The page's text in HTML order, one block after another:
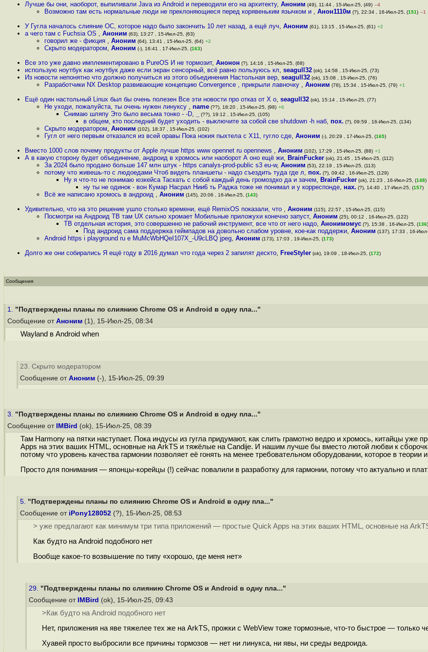
Лучше бы они, наоборот, выпиливали Java из Android и переводили его на архитекту, Аноним (49), 11:44 , 15-Июл-25, (49) –4
Возможно там есть нормальные люди не преклоняющиеся перед корявеньким язычком и , Анон1110м (?), 22:34 , 16-Июл-25, (151) –1
У Гугла началось слияние ОС, которое надо было закончить 10 лет назад, а ещё луч, Аноним (61), 13:15 , 15-Июл-25, (61) +2
а чего там с Fuchsia OS , Аноним (63), 13:27 , 15-Июл-25, (63)
говорил же - фикция , Аноним (64), 13:41 , 15-Июл-25, (64) +2
Скрыто модератором, Аноним (-), 16:41 , 17-Июл-25, (163)
Все это уже давно имплементировано в PureOS И не тормозит, Анонон (?), 14:16 , 15-Июл-25, (68)
использую ноутбук как ноутбук даже если экран сенсорный, всё равно пользуюсь кл, seagull32 (ok), 14:58 , 15-Июл-25, (73)
Из новости непонятно что должно получиться из этого объединения Настольная вер, seagull32 (ok), 15:08 , 15-Июл-25, (76)
Разработчики NX Desktop развивающие концепцию Convergence , прикрыли лавночку , Аноним (78), 15:34 , 15-Июл-25, (79) +1
Ещё один настольный Linux был бы очень полезен Все эти новости про отказ от X o, seagull32 (ok), 15:14 , 15-Июл-25, (77)
Не уходи, пожалуйста, ты очень нужен линуксу , name (??), 18:20 , 15-Июл-25, (98) +6
Снимаю шляпу Это было весьма тонко - -D, (??), 19:12 , 15-Июл-25, (105)
в общем, кто последний будет уходить - выключите за собой све shutdown -h наб, пох. (?), 09:59 , 16-Июл-25, (134)
Скрыто модератором, Аноним (102), 18:37 , 15-Июл-25, (102)
Гугл от него первым отказался из всей оравы Пока нокия пыхтела с X11, гугло сде, Аноним (-), 20:29 , 17-Июл-25, (165)
Вместо 1000 слов почему продукты от Apple лучше https www opennet ru opennews , Аноним (102), 17:29 , 15-Июл-25, (88) +1
А в какую сторону будет объединение, андроид в хромось или наоборот А оно ещё жи, BrainFucker (ok), 21:45 , 15-Июл-25, (112)
За 2024 было продано больше 147 млн штук - https canalys-prod-public s3 eu-w, Аноним (53), 22:19 , 15-Июл-25, (113)
потому что живешь-то с людоедами Чтоб видеть планшеты - надо съездить туда где л, пох. (?), 09:42 , 16-Июл-25, (129)
Ну я что-то не понимаю юзкейса Таскать с собой каждый день громоздко да и зачем, BrainFucker (ok), 21:23 , 16-Июл-25, (148)
ну ты не одинок - вон Кумар Нacpaл Нии6 ть Раджа тоже не понимал и у корреспонде, нах. (?), 14:40 , 17-Июл-25, (157)
Всё же написано хромось в андроид , Аноним (145), 20:06 , 16-Июл-25, (143)
Удивительно, что на это решение ушло столько времени, ещё RemixOS показали, что , Аноним (115), 22:57 , 15-Июл-25, (115)
Посмотри на Андроид ТВ там UX сильно хромает Мобильные приложухи конечно запуст, Аноним (25), 00:12 , 16-Июл-25, (122)
ТВ отдельная история, это совершенно не рабочий инструмент, все что от него надо, Анонимомус (?), 15:38 , 16-Июл-25, (136)
Под андроид сама поддержка геймпадов на довольно слабом уровне, кое-как поддержи, Аноним (137), 17:33 , 16-
Android https i playground ru e MuMcWbHQeI107X_-U9cLBQ jpeg, Аноним (173), 17:03 , 19-Июл-25, (173)
Долго же они собирались Я ещё году в 2016 думал что года через 2 запилят дескто, FreeStyler (ok), 19:09 , 18-Июл-25, (172)
Сообщения
1. "Подтверждены планы по слиянию Chrome OS и Android в одну пла..."
Сообщение от Аноним (1), 15-Июл-25, 08:34
Wayland в Android when
23. Скрыто модератором
Сообщение от Аноним (-), 15-Июл-25, 09:39
3. "Подтверждены планы по слиянию Chrome OS и Android в одну пла..."
Сообщение от IMBird (ok), 15-Июл-25, 08:39
Там Harmony на пятки наступает. Пока индусы из гугла придумают, как слить грамотно ведро и хромось, китайцы
Apps на этих ваших HTML, основные на ArkTS и тяжёлые на Candije. И нашим лучше бы вместо лютой любви к
потому что уровень качества гармонии позволяет её гонять на менее требовательном оборудовании, которое в
Просто для понимания — японцы-корейцы (!) сейчас повалили в разработку для гармонии, потому что актуально и
5. "Подтверждены планы по слиянию Chrome OS и Android в одну пла..."
Сообщение от iPony128052 (?), 15-Июл-25, 08:53
> уже предлагают как минимум три типа приложений — простые Quick Apps на этих ваших HTML, основные на
Как будто на Android подобного нет
Вообще какое-то возвышение по типу «хорошо, где меня нет»
29. "Подтверждены планы по слиянию Chrome OS и Android в одну пла..."
Сообщение от IMBird (ok), 15-Июл-25, 09:43
>Как будто на Android подобного нет
Нет, приложения на яве тяжелее тех же на ArkTS, прожки с WebView тоже тормозные, что-то быстрое — только
Хуавей просто выбросили все причины тормозов — нет ни линукса, ни явы, ни среды ведроида.